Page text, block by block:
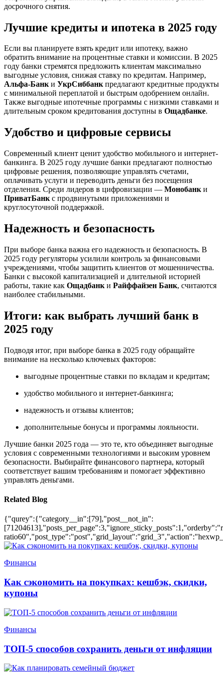
досрочного снятия.
Лучшие кредиты и ипотека в 2025 году
Если вы планируете взять кредит или ипотеку, важно
обратить внимание на процентные ставки и комиссии. В 2025
году банки стремятся предложить клиентам максимально
выгодные условия, снижая ставку по кредитам. Например,
Альфа-Банки УкрСиббанкпредлагают кредитные продукты
с минимальной переплатой и быстрым одобрением онлайн.
Также выгодные ипотечные программы с низкими ставками и
длительным сроком кредитования доступны в Ощадбанке.
Удобство и цифровые сервисы
Современный клиент ценит удобство мобильного и интернет-
банкинга. В 2025 году лучшие банки предлагают полностью
цифровые решения, позволяющие управлять счетами,
оплачивать услуги и переводить деньги без посещения
отделения. Среди лидеров в цифровизации — Монобанк и
ПриватБанк с продвинутыми приложениями и
круглосуточной поддержкой.
Надежность и безопасность
При выборе банка важна его надежность и безопасность. В
2025 году регуляторы усилили контроль за финансовыми
учреждениями, чтобы защитить клиентов от мошенничества.
Банки с высокой капитализацией и длительной историей
работы, такие как Ощадбанк и Райффайзен Банк, считаются
наиболее стабильными.
Итоги: как выбрать лучший банк в
2025 году
Подводя итог, при выборе банка в 2025 году обращайте
внимание на несколько ключевых факторов:
выгодные процентные ставки по вкладам и кредитам;
удобство мобильного и интернет-банкинга;
надежность и отзывы клиентов;
дополнительные бонусы и программы лояльности.
Лучшие банки 2025 года — это те, кто объединяет выгодные
условия с современными технологиями и высоким уровнем
безопасности. Выбирайте финансового партнера, который
соответствует вашим требованиям и помогает эффективно
управлять деньгами.
Related Blog
{"qurey":{"category__in":[79],"post__not_in":
Финансы
Как сэкономить на покупках: кешбэк, скидки,
купоны
Финансы
ТОП-5 способов сохранить деньги от инфляции